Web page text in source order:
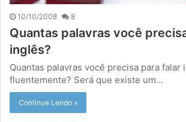
10/10/2008 8
Quantas palavras você
inglês?
Quantas palavras você precisa para falar
fluentemente? Será que existe um…
Continue Lendo »